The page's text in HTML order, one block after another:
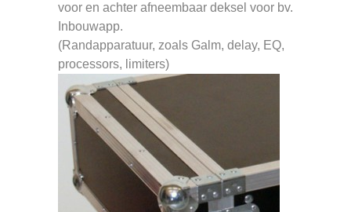
voor en achter afneembaar deksel voor bv.
Inbouwapp.
(Randapparatuur, zoals Galm, delay, EQ,
processors, limiters)